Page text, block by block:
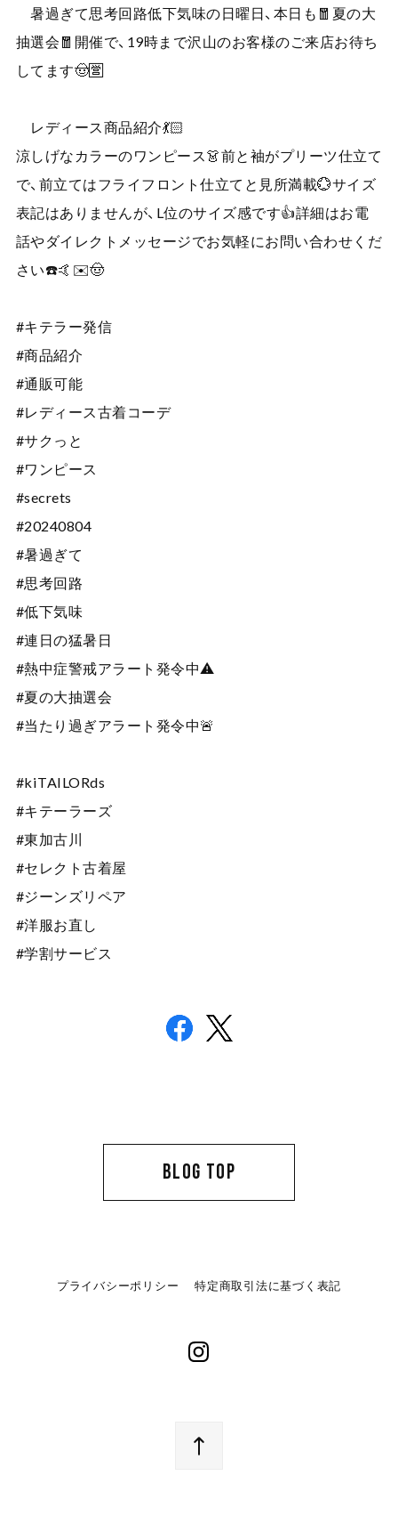
暑過ぎて思考回路低下気味の日曜日、本日も🧧夏の大
抽選会🧧開催で、19時まで沢山のお客様のご来店お待ち
してます🤠🈺
レディース商品紹介💃🏻
涼しげなカラーのワンピース👗前と袖がプリーツ仕立て
で、前立てはフライフロント仕立てと見所満載💮サイズ
表記はありませんが、L位のサイズ感です👍詳細はお電
話やダイレクトメッセージでお気軽にお問い合わせくだ
さい☎️🤙✉️🤠
#キテラー発信
#商品紹介
#通販可能
#レディース古着コーデ
#サクっと
#ワンピース
#secrets
#20240804
#暑過ぎて
#思考回路
#低下気味
#連日の猛暑日
#熱中症警戒アラート発令中⚠️
#夏の大抽選会
#当たり過ぎアラート発令中🚨
#kiTAILORds
#キテーラーズ
#東加古川
#セレクト古着屋
#ジーンズリペア
#洋服お直し
#学割サービス
BLOG TOP
プライバシーポリシー 特定商取引法に基づく表記